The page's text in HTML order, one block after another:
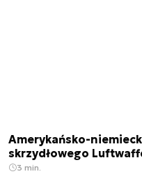
Amerykańsko-
skrzydłowego
3 min.